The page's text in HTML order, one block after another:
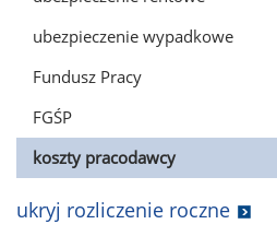
ubezpieczenie wypadkowe
Fundusz Pracy
FGŚP
koszty pracodawcy
ukryj rozliczenie roczne